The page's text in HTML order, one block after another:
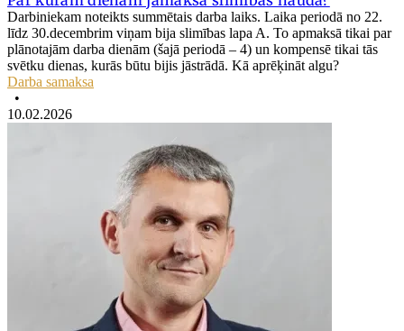
Darbiniekam noteikts summētais darba laiks. Laika periodā no 22.
līdz 30.decembrim viņam bija slimības lapa A. To apmaksā tikai par
plānotajām darba dienām (šajā periodā – 4) un kompensē tikai tās
svētku dienas, kurās būtu bijis jāstrādā. Kā aprēķināt algu?
Darba samaksa
•
10.02.2026